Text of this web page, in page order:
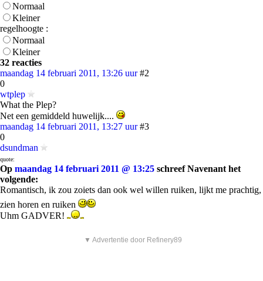
Normaal
Kleiner
regelhoogte :
Normaal
Kleiner
32 reacties
maandag 14 februari 2011, 13:26 uur #2
0
wtplep
What the Plep?
Net een gemiddeld huwelijk....
maandag 14 februari 2011, 13:27 uur #3
0
dsundman
quote:
Op maandag 14 februari 2011 @ 13:25 schreef Navenant het
volgende:
Romantisch, ik zou zoiets dan ook wel willen ruiken, lijkt me prachtig,
zien horen en ruiken
Uhm GADVER!
▼ Advertentie door Refinery89